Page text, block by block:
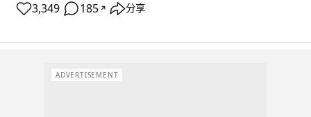
3,349 185 ↗ 分享
ADVERTISEMENT